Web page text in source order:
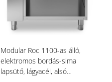
Modular Roc 1100-as álló,
elektromos bordás-sima
lapsütő, lágyacél, alsó